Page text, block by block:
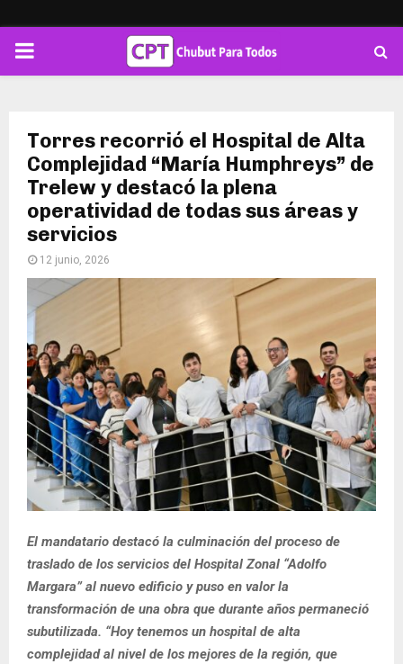
PRIMARY
Torres recorrió el Hospital de Alta
Complejidad “María Humphreys” de
Trelew y destacó la plena
operatividad de todas sus áreas y
servicios
12 junio, 2026
El mandatario destacó la culminación del proceso de
traslado de los servicios del Hospital Zonal “Adolfo
Margara” al nuevo edificio y puso en valor la
transformación de una obra que durante años permaneció
subutilizada. “Hoy tenemos un hospital de alta
complejidad al nivel de los mejores de la región, que